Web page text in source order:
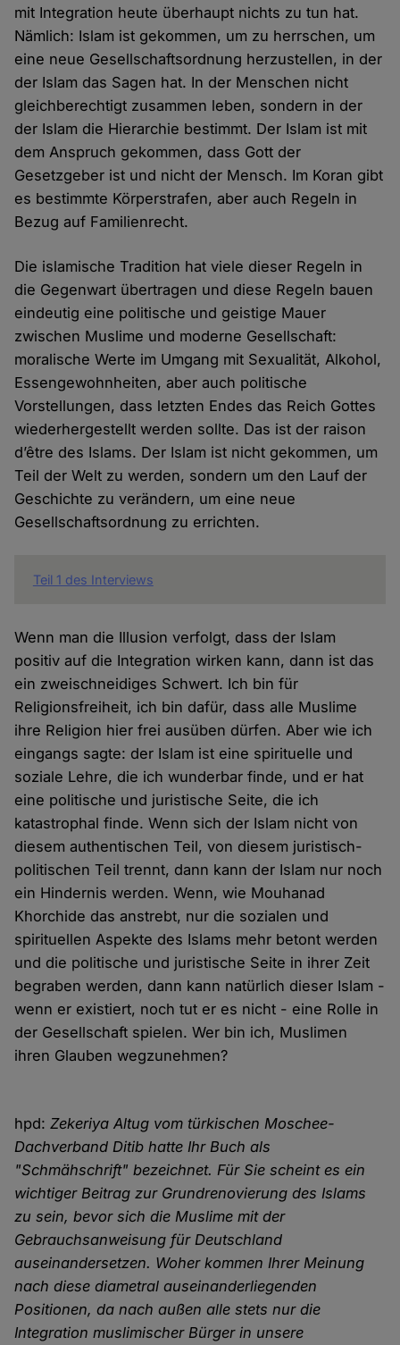
mit Integration heute überhaupt nichts zu tun hat.
Nämlich: Islam ist gekommen, um zu herrschen, um
eine neue Gesellschaftsordnung herzustellen, in der
der Islam das Sagen hat. In der Menschen nicht
gleichberechtigt zusammen leben, sondern in der
der Islam die Hierarchie bestimmt. Der Islam ist mit
dem Anspruch gekommen, dass Gott der
Gesetzgeber ist und nicht der Mensch. Im Koran gibt
es bestimmte Körperstrafen, aber auch Regeln in
Bezug auf Familienrecht.
Die islamische Tradition hat viele dieser Regeln in
die Gegenwart übertragen und diese Regeln bauen
eindeutig eine politische und geistige Mauer
zwischen Muslime und moderne Gesellschaft:
moralische Werte im Umgang mit Sexualität, Alkohol,
Essengewohnheiten, aber auch politische
Vorstellungen, dass letzten Endes das Reich Gottes
wiederhergestellt werden sollte. Das ist der raison
d’être des Islams. Der Islam ist nicht gekommen, um
Teil der Welt zu werden, sondern um den Lauf der
Geschichte zu verändern, um eine neue
Gesellschaftsordnung zu errichten.
Teil 1 des Interviews
Wenn man die Illusion verfolgt, dass der Islam
positiv auf die Integration wirken kann, dann ist das
ein zweischneidiges Schwert. Ich bin für
Religionsfreiheit, ich bin dafür, dass alle Muslime
ihre Religion hier frei ausüben dürfen. Aber wie ich
eingangs sagte: der Islam ist eine spirituelle und
soziale Lehre, die ich wunderbar finde, und er hat
eine politische und juristische Seite, die ich
katastrophal finde. Wenn sich der Islam nicht von
diesem authentischen Teil, von diesem juristisch-
politischen Teil trennt, dann kann der Islam nur noch
ein Hindernis werden. Wenn, wie Mouhanad
Khorchide das anstrebt, nur die sozialen und
spirituellen Aspekte des Islams mehr betont werden
und die politische und juristische Seite in ihrer Zeit
begraben werden, dann kann natürlich dieser Islam -
wenn er existiert, noch tut er es nicht - eine Rolle in
der Gesellschaft spielen. Wer bin ich, Muslimen
ihren Glauben wegzunehmen?
hpd:Zekeriya Altug vom türkischen Moschee-
Dachverband Ditib hatte Ihr Buch als
"Schmähschrift" bezeichnet. Für Sie scheint es ein
wichtiger Beitrag zur Grundrenovierung des Islams
zu sein, bevor sich die Muslime mit der
Gebrauchsanweisung für Deutschland
auseinandersetzen. Woher kommen Ihrer Meinung
nach diese diametral auseinanderliegenden
Positionen, da nach außen alle stets nur die
Integration muslimischer Bürger in unsere